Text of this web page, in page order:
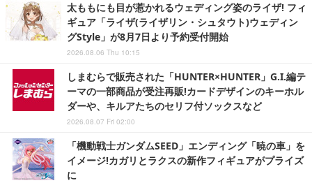
太ももにも目が惹かれるウェディング姿のライザ! フィ
ギュア「ライザ(ライザリン・シュタウト)ウェディン
グStyle」が8月7日より予約受付開始
2026.08.06 Thu 10:15
しまむらで販売された「HUNTER×HUNTER」G.I.編テ
ーマの一部商品が受注再販!カードデザインのキーホル
ダーや、キルアたちのセリフ付ソックスなど
2026.08.07 Fri 02:00
「機動戦士ガンダムSEED」エンディング「暁の車」を
イメージ!カガリとラクスの新作フィギュアがプライズ
に